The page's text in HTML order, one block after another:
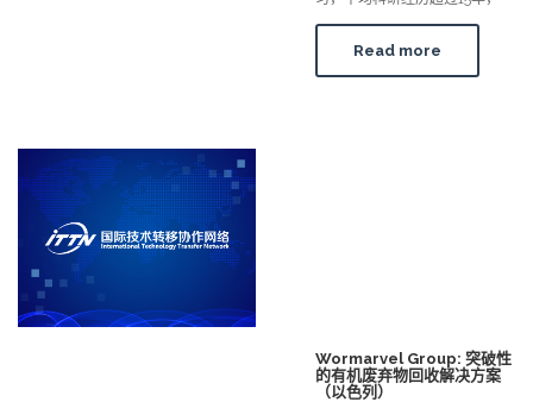
Read more
Wormarvel Group: 突破性
的有机废弃物回收解决方案
（以色列）